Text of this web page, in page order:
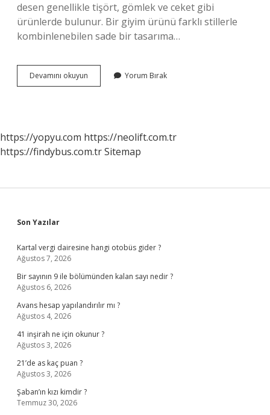
desen genellikle tişört, gömlek ve ceket gibi
ürünlerde bulunur. Bir giyim ürünü farklı stillerle
kombinlenebilen sade bir tasarıma…
Devamını okuyun
Ne
Yorum Bırak
https://yopyu.com https://neolift.com.tr
https://findybus.com.trSitemap
Sidebar
Son Yazılar
Kartal vergi dairesine hangi otobüs gider ?
Ağustos 7, 2026
Bir sayının 9 ile bölümünden kalan sayı nedir ?
Ağustos 6, 2026
Avans hesap yapılandırılır mı ?
Ağustos 4, 2026
41 inşirah ne için okunur ?
Ağustos 3, 2026
21’de as kaç puan ?
Ağustos 3, 2026
Şaban’ın kızı kimdir ?
Temmuz 30, 2026